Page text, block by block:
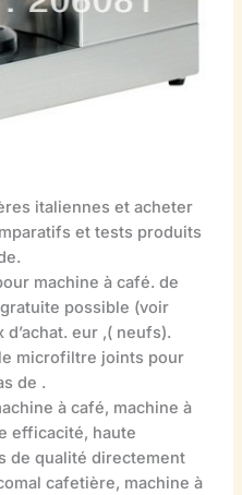
italiennes et acheter
et tests produits
machine à café. de
possible (voir
eur ,( neufs).
microfiltre joints pour
de .
à café, machine à
efficacité, haute
de qualité directement
cafetière, machine à